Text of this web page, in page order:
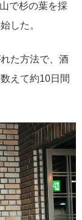
で杉の葉を採
した。
た方法で、酒
えて約10日間